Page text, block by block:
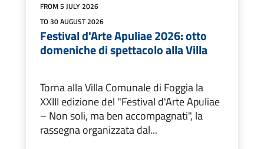
FROM 5 JULY 2026
TO 30 AUGUST 2026
Festival d'Arte Apuliae 2026: otto
domeniche di spettacolo alla Villa
Torna alla Villa Comunale di Foggia la
XXIII edizione del "Festival d'Arte Apuliae
– Non soli, ma ben accompagnati", la
rassegna organizzata dal...